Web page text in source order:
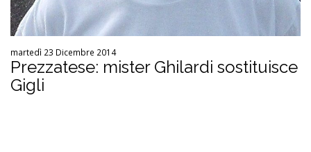
martedì 23 Dicembre 2014
Prezzatese: mister Ghilardi sostituisce
Gigli